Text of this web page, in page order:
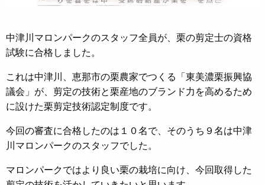
中津川マロンパークのスタッフ全員が、栗の剪定士の資格
試験に合格しました。
これは中津川、恵那市の栗農家でつくる「東美濃栗振興協
議会」が、剪定の技術と栗産地のブランド力を高めるため
に設けた栗剪定技術認定制度です。
今回の審査に合格したのは１０名で、そのうち９名は中津
川マロンパークのスタッフでした。
マロンパークではより良い栗の栽培に向け、今回取得した